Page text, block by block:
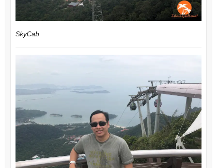
SkyCab